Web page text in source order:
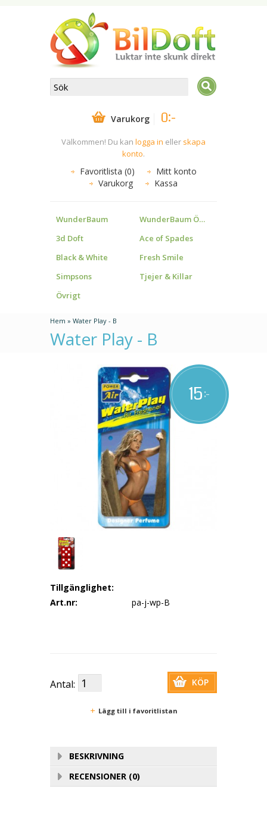
Varukorg 0:-
Välkommen! Du kan logga in eller skapa
konto.
Favoritlista (0)
Mitt konto
Varukorg
Kassa
WunderBaum
WunderBaum Övrigt
3d Doft
Ace of Spades
Black & White
Fresh Smile
Simpsons
Tjejer & Killar
Övrigt
Hem » Water Play - B
Water Play - B
15:-
Tillgänglighet:
Art.nr:
pa-j-wp-B
Antal: KÖP
Lägg till i favoritlistan
BESKRIVNING
RECENSIONER (0)